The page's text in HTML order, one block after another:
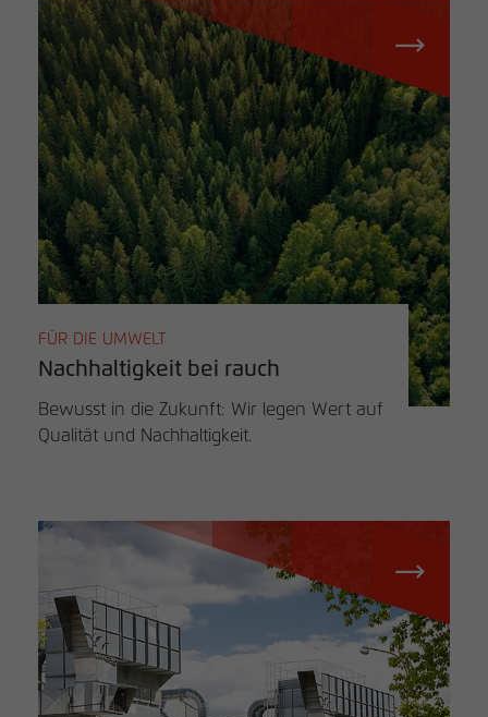
FÜR DIE UMWELT
Nachhaltigkeit bei rauch
Bewusst in die Zukunft: Wir legen Wert auf
Qualität und Nachhaltigkeit.